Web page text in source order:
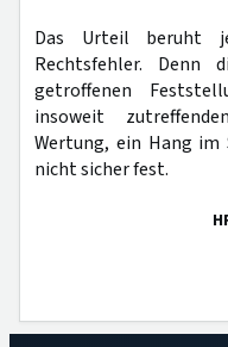
Das Urteil beruht
Rechtsfehler. Denn
getroffenen
insoweit
Wertung, ein Hang im
nicht sicher fest.